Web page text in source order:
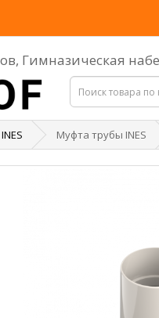
Гимназическая
INES Муфта трубы INES